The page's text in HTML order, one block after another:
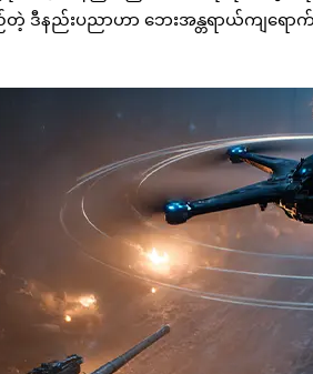
တဲ့ ဒီနည်းပညာဟာ ဘေးအန္တရာယ်ကျရော